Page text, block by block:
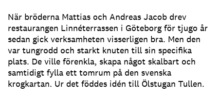
När bröderna Mattias och Andreas Jacob drev
restaurangen Linnéterrassen i Göteborg för tjugo år
sedan gick verksamheten visserligen bra. Men den
var tungrodd och starkt knuten till sin specifika
plats. De ville förenkla, skapa något skalbart och
samtidigt fylla ett tomrum på den svenska
krogkartan. Ur det föddes idén till Ölstugan Tullen.